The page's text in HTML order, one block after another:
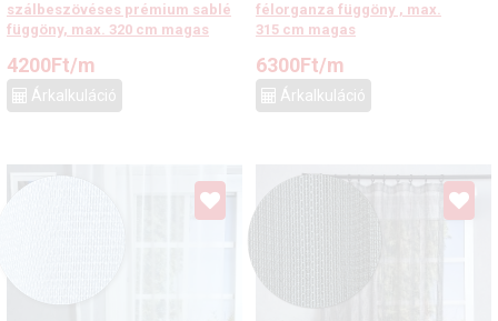
szálbeszövéses prémium sablé
függöny, max. 320 cm magas
4200Ft/m
Árkalkuláció
félorganza függöny , max.
315 cm magas
6300Ft/m
Árkalkuláció